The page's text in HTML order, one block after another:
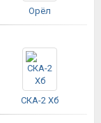
Орёл
СКА-2 Хб